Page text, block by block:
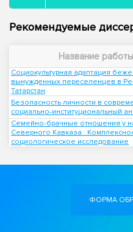
Рекомендуемые
Название работы
Социокультурная адаптация
вынужденных переселенцев в
Татарстан
Безопасность личности в
социально-институциональный
Семейно-брачные отношения у
Северного Кавказа :
социологическое исследование
ФОРМА